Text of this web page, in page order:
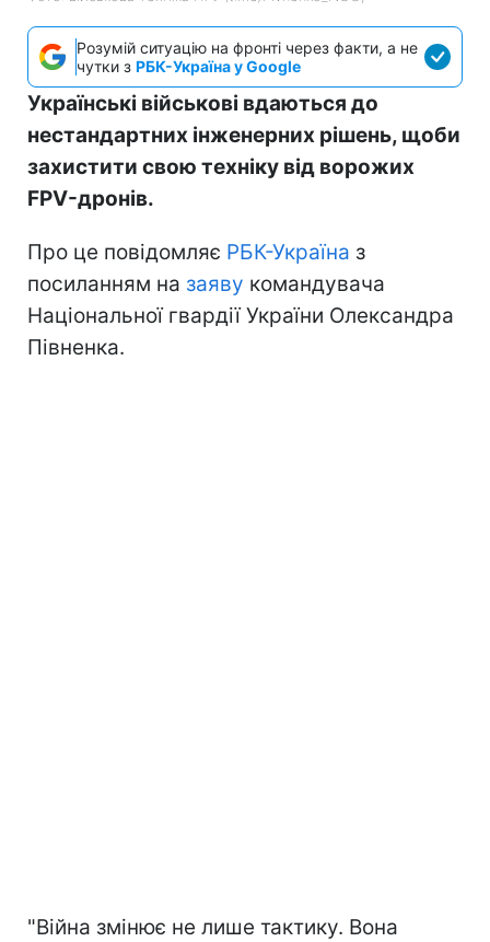
Розумій ситуацію на фронті через факти, а не
чутки з РБК-Україна у Google
Українські військові вдаються до
нестандартних інженерних рішень, щоби
захистити свою техніку від ворожих
FPV-дронів.
Про це повідомляє РБК-Україна з
посиланням на заяву командувача
Національної гвардії України Олександра
Півненка.
"Війна змінює не лише тактику. Вона